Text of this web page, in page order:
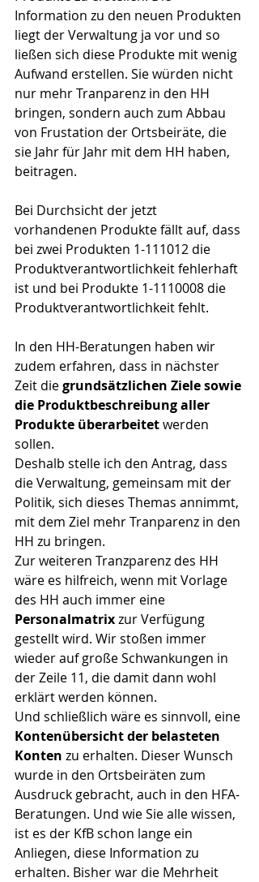
Information zu den neuen Produkten
liegt der Verwaltung ja vor und so
ließen sich diese Produkte mit wenig
Aufwand erstellen. Sie würden nicht
nur mehr Tranparenz in den HH
bringen, sondern auch zum Abbau
von Frustation der Ortsbeiräte, die
sie Jahr für Jahr mit dem HH haben,
beitragen.
Bei Durchsicht der jetzt
vorhandenen Produkte fällt auf, dass
bei zwei Produkten 1-111012 die
Produktverantwortlichkeit fehlerhaft
ist und bei Produkte 1-1110008 die
Produktverantwortlichkeit fehlt.
In den HH-Beratungen haben wir
zudem erfahren, dass in nächster
Zeit die grundsätzlichen Ziele sowie
die Produktbeschreibung aller
Produkte überarbeitet werden
sollen.
Deshalb stelle ich den Antrag, dass
die Verwaltung, gemeinsam mit der
Politik, sich dieses Themas annimmt,
mit dem Ziel mehr Tranparenz in den
HH zu bringen.
Zur weiteren Tranzparenz des HH
wäre es hilfreich, wenn mit Vorlage
des HH auch immer eine
Personalmatrix zur Verfügung
gestellt wird. Wir stoßen immer
wieder auf große Schwankungen in
der Zeile 11, die damit dann wohl
erklärt werden können.
Und schließlich wäre es sinnvoll, eine
Kontenübersicht der belasteten
Konten zu erhalten. Dieser Wunsch
wurde in den Ortsbeiräten zum
Ausdruck gebracht, auch in den HFA-
Beratungen. Und wie Sie alle wissen,
ist es der KfB schon lange ein
Anliegen, diese Information zu
erhalten. Bisher war die Mehrheit